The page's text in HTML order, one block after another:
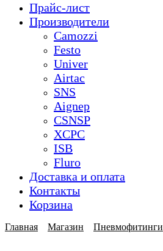
Прайс-лист
Производители
Camozzi
Festo
Univer
Airtac
SNS
Aignep
CSNSP
XCPC
ISB
Fluro
Доставка и оплата
Контакты
Корзина
Главная Магазин Пневмофитинги